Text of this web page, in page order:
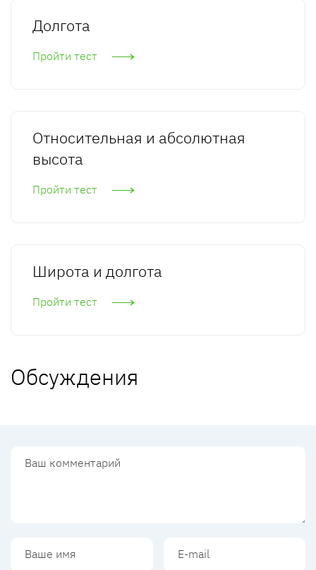
Долгота
Пройти тест
Относительная и абсолютная
высота
Пройти тест
Широта и долгота
Пройти тест
Обсуждения